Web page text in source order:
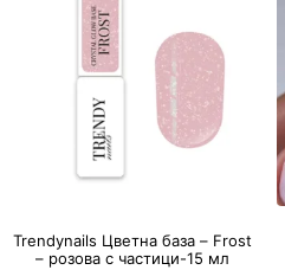
Trendynails Цветна база – Frost
– розова с частици-15 мл